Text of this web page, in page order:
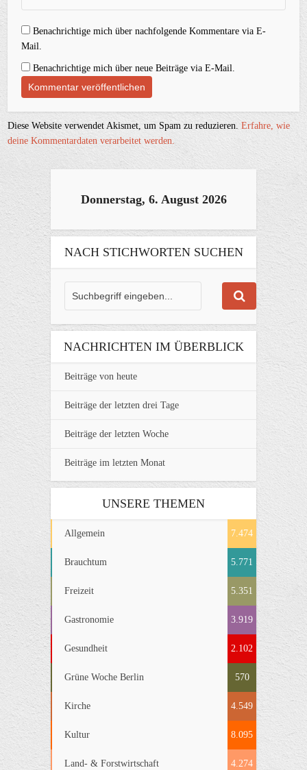
Benachrichtige mich über nachfolgende Kommentare via E-
Mail.
Benachrichtige mich über neue Beiträge via E-Mail.
Diese Website verwendet Akismet, um Spam zu reduzieren.Erfahre, wie
deine Kommentardaten verarbeitet werden.
Donnerstag, 6. August 2026
NACH STICHWORTEN SUCHEN
NACHRICHTEN IM ÜBERBLICK
Beiträge von heute
Beiträge der letzten drei Tage
Beiträge der letzten Woche
Beiträge im letzten Monat
UNSERE THEMEN
Allgemein 7.474
Brauchtum 5.771
Freizeit 5.351
Gastronomie 3.919
Gesundheit 2.102
Grüne Woche Berlin 570
Kirche 4.549
Kultur 8.095
Land- & Forstwirtschaft 4.274